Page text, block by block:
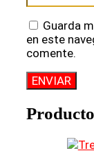
Guarda
en este
comente.